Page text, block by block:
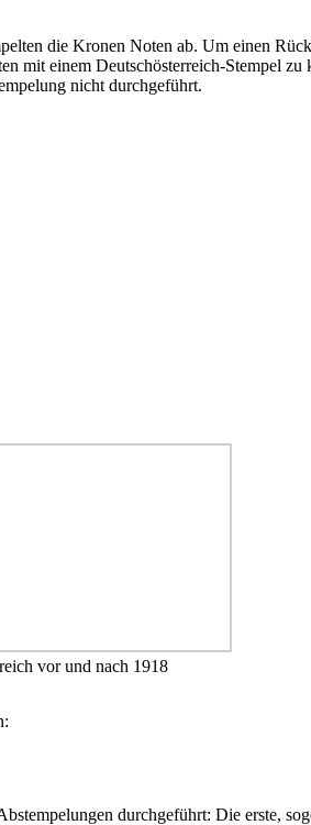
die Kronen Noten ab. Um einen
mit einem Deutschösterreich-Stempel
nicht durchgeführt.
vor und nach 1918
durchgeführt: Die erste,